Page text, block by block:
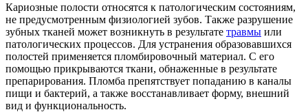
Кариозные полости относятся к патологическим состояниям,
не предусмотренным физиологией зубов. Также разрушение
зубных тканей может возникнуть в результате травмы или
патологических процессов. Для устранения образовавшихся
полостей применяется пломбировочный материал. С его
помощью прикрываются ткани, обнаженные в результате
препарирования. Пломба препятствует попаданию в каналы
пищи и бактерий, а также восстанавливает форму, внешний
вид и функциональность.